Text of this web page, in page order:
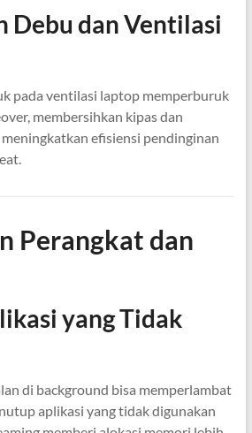
Debu dan Ventilasi
pada ventilasi laptop memperburuk
membersihkan kipas dan
efisiensi pendinginan
Perangkat dan
yang Tidak
di background bisa memperlambat
aplikasi yang tidak digunakan